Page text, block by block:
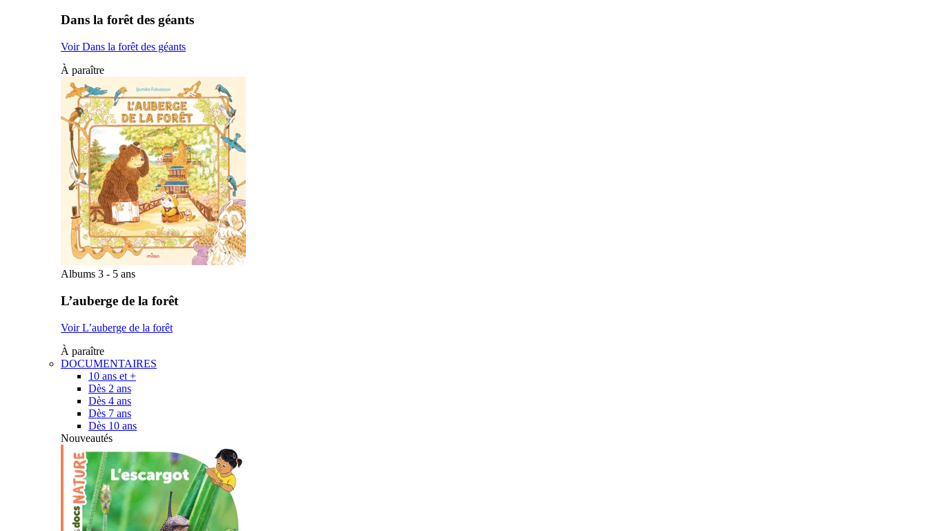
Dans la forêt des géants
Voir Dans la forêt des géants
À paraître
Albums 3 - 5 ans
L’auberge de la forêt
Voir L’auberge de la forêt
À paraître
DOCUMENTAIRES
10 ans et +
Dès 2 ans
Dès 4 ans
Dès 7 ans
Dès 10 ans
Nouveautés